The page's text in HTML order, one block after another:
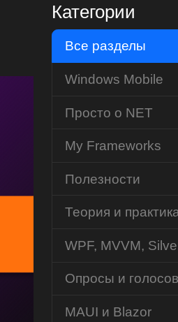
Категории
Все разделы
Windows Mobile
Просто о NET
My Frameworks
Полезности
Теория и
WPF, MVVM,
Опросы и
MAUI и Blazor